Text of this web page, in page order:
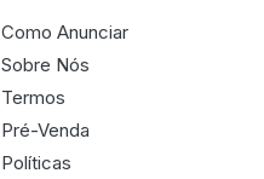
Como Anunciar
Sobre Nós
Termos
Pré-Venda
Políticas